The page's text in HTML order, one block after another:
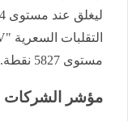
مستوى 5827 نقطة.
مؤشر الشركات